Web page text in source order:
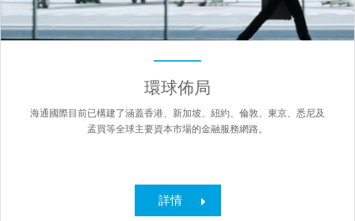
環球佈局
海通國際目前已構建了涵蓋香港、新加坡、紐約、倫敦、東京、悉尼及
孟買等全球主要資本市場的金融服務網路。
詳情